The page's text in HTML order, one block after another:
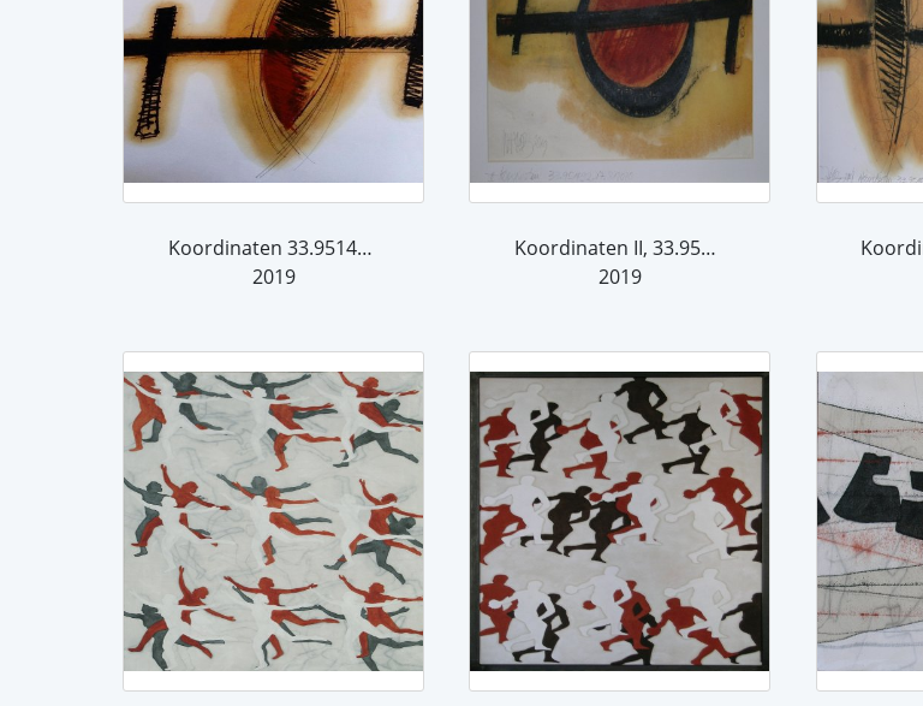
Koordinaten 33.951492,17.812020
2019
Koordinaten II, 33.951492,17.812020
2019